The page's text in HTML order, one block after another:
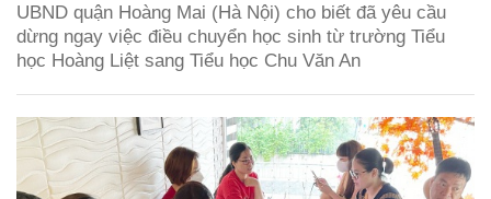
UBND quận Hoàng Mai (Hà Nội) cho biết đã yêu cầu
dừng ngay việc điều chuyển học sinh từ trường Tiểu
học Hoàng Liệt sang Tiểu học Chu Văn An